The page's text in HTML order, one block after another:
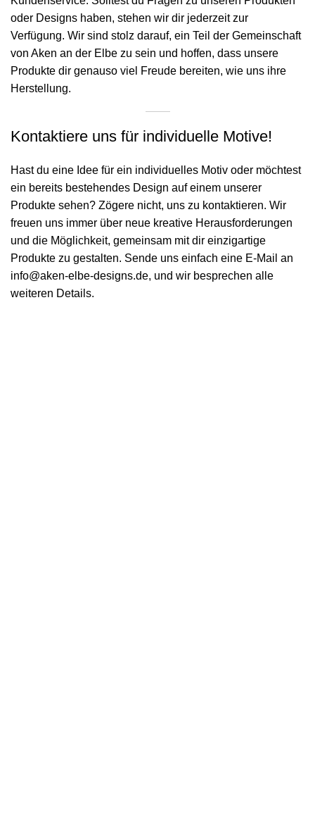
oder Designs haben, stehen wir dir jederzeit zur
Verfügung. Wir sind stolz darauf, ein Teil der Gemeinschaft
von Aken an der Elbe zu sein und hoffen, dass unsere
Produkte dir genauso viel Freude bereiten, wie uns ihre
Herstellung.
Kontaktiere uns für individuelle Motive!
Hast du eine Idee für ein individuelles Motiv oder möchtest
ein bereits bestehendes Design auf einem unserer
Produkte sehen? Zögere nicht, uns zu kontaktieren. Wir
freuen uns immer über neue kreative Herausforderungen
und die Möglichkeit, gemeinsam mit dir einzigartige
Produkte zu gestalten. Sende uns einfach eine E-Mail an
info@aken-elbe-designs.de, und wir besprechen alle
weiteren Details.